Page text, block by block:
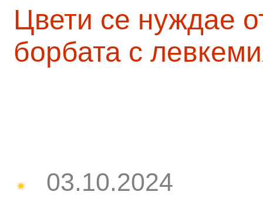
Цвети се нуждае
борбата с
03.10.2024